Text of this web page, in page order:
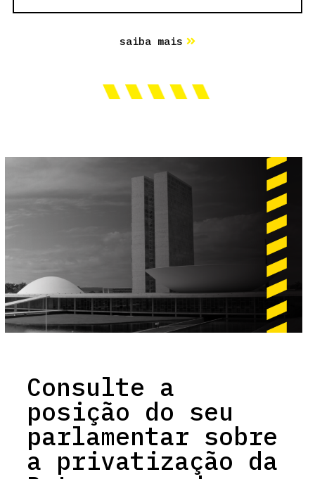
saiba mais
Consulte a
posição do seu
parlamentar sobre
a privatização da